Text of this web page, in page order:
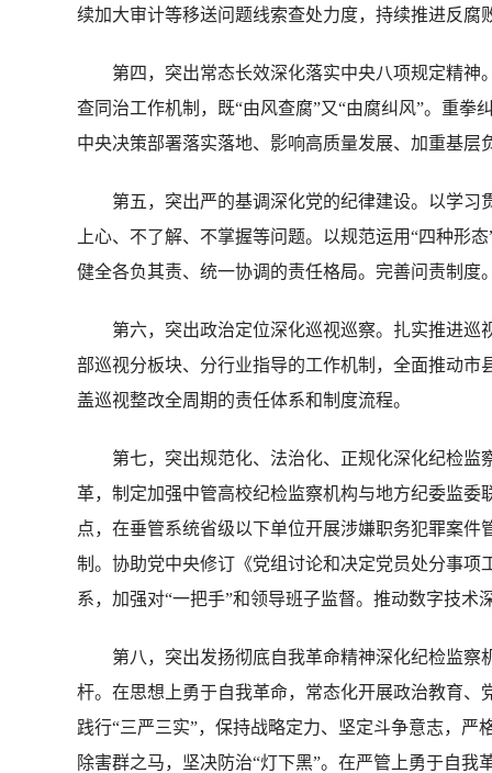
续加大审计等移送问题线索查处力度，持续推进反腐
第四，突出常态长效深化落实中央八项规定精神。
查同治工作机制，既“由风查腐”又“由腐纠风”。重
中央决策部署落实落地、影响高质量发展、加重基层
第五，突出严的基调深化党的纪律建设。以学习
上心、不了解、不掌握等问题。以规范运用“四种形
健全各负其责、统一协调的责任格局。完善问责制度
第六，突出政治定位深化巡视巡察。扎实推进巡
部巡视分板块、分行业指导的工作机制，全面推动
盖巡视整改全周期的责任体系和制度流程。
第七，突出规范化、法治化、正规化深化纪检监
革，制定加强中管高校纪检监察机构与地方纪委监
点，在垂管系统省级以下单位开展涉嫌职务犯罪案件
制。协助党中央修订《党组讨论和决定党员处分事
系，加强对“一把手”和领导班子监督。推动数字技
第八，突出发扬彻底自我革命精神深化纪检监察
杆。在思想上勇于自我革命，常态化开展政治教育
践行“三严三实”，保持战略定力、坚定斗争意志，
除害群之马，坚决防治“灯下黑”。在严管上勇于自